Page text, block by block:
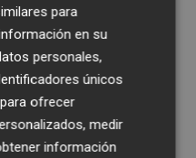
a ver el equipo que
para
en su
personales,
únicos
ofrecer
medir
información